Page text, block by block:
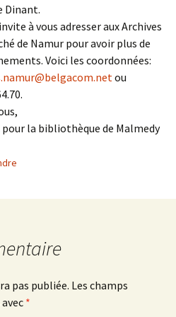
Dinant.
à vous adresser aux Archives
de Namur pour avoir plus de
Voici les coordonnées:
ou
pour la bibliothèque de Malmedy
pas publiée. Les champs
*